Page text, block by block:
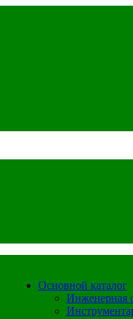
Основной каталог
Инженерная